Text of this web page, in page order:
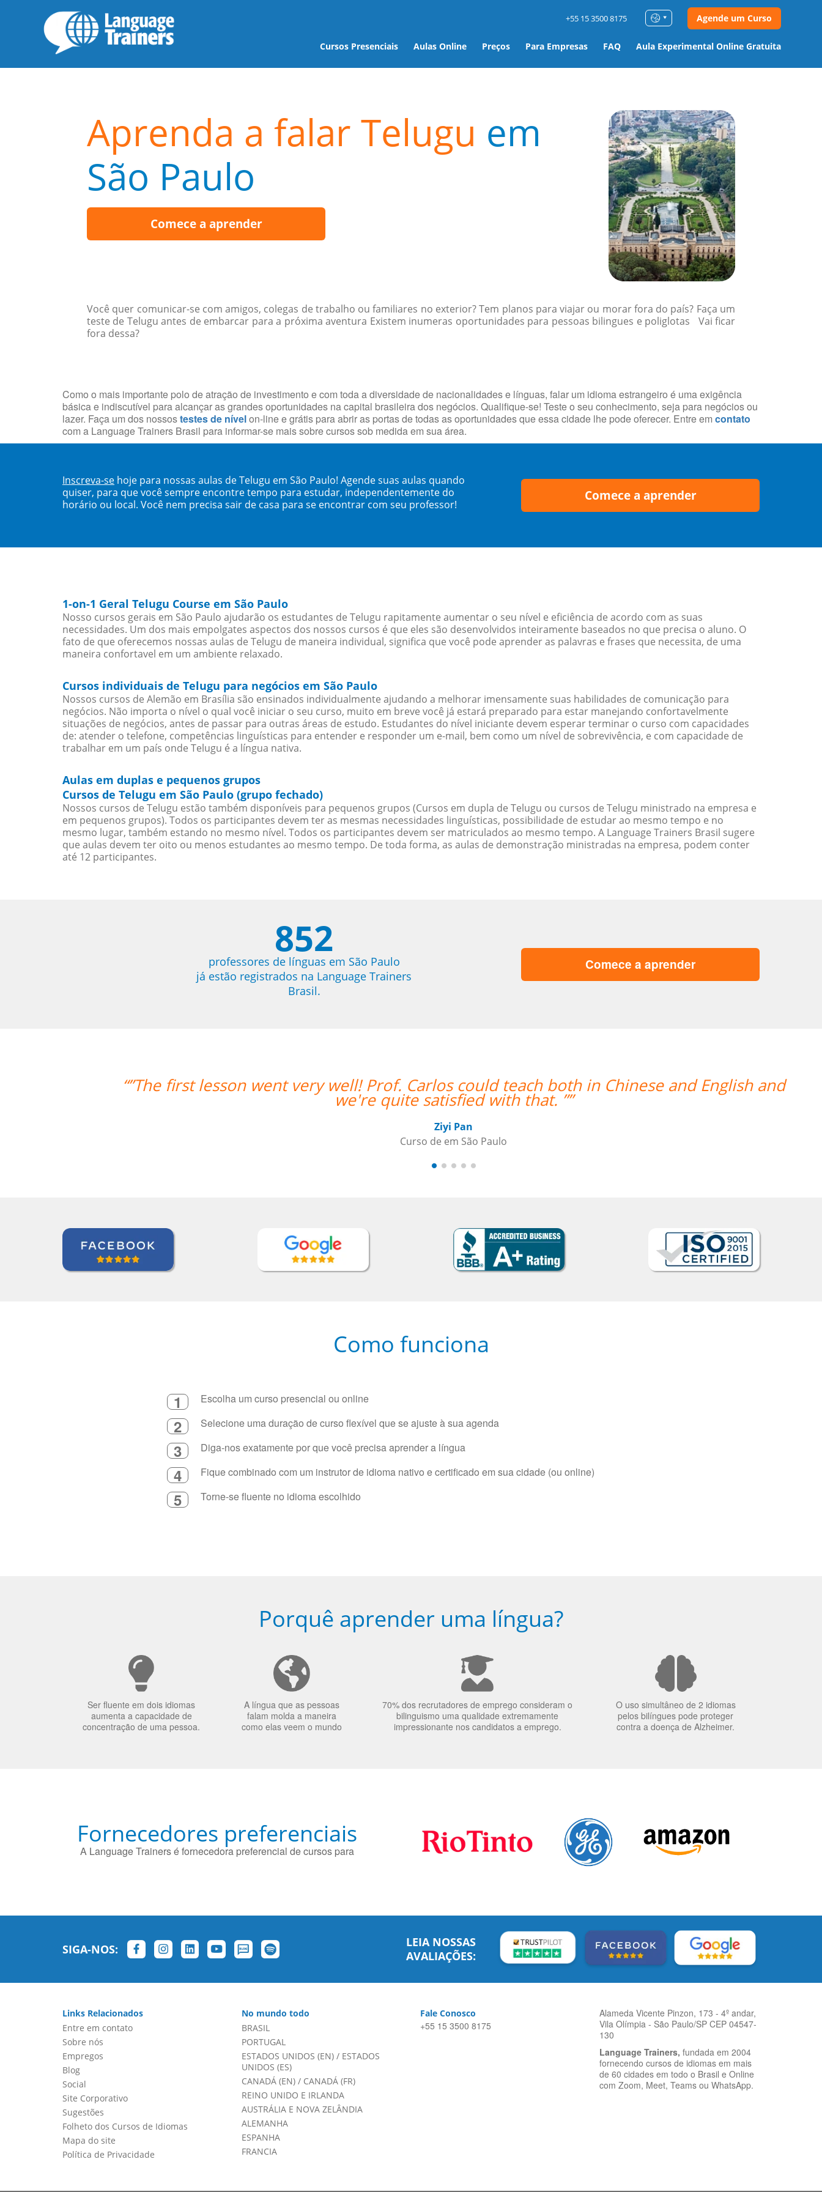
Cursos Presenciais Aulas Online Preços Para Empresas FAQ Aula Experimental Online Gratuita
+55 15 3500 8175 Agende um Curso
Aprenda a falar Telugu em
São Paulo
Comece a aprender
Você quer comunicar-se com amigos, colegas de trabalho ou familiares no exterior? Tem planos para viajar ou morar fora do país? Faça um
teste de Telugu antes de embarcar para a próxima aventura Existem inumeras oportunidades para pessoas bilingues e poliglotas Vai ficar
fora dessa?
Como o mais importante polo de atração de investimento e com toda a diversidade de nacionalidades e línguas, falar um idioma estrangeiro é uma exigência
básica e indiscutível para alcançar as grandes oportunidades na capital brasileira dos negócios. Qualifique-se! Teste o seu conhecimento, seja para negócios ou
lazer. Faça um dos nossostestes de nívelon-line e grátis para abrir as portas de todas as oportunidades que essa cidade lhe pode oferecer. Entre em contato
com a Language Trainers Brasil para informar-se mais sobre cursos sob medida em sua área.
Inscreva-se hoje para nossas aulas de Telugu em São Paulo! Agende suas aulas quando
quiser, para que você sempre encontre tempo para estudar, independentemente do
horário ou local. Você nem precisa sair de casa para se encontrar com seu professor!
Comece a aprender
1-on-1 Geral Telugu Course em São Paulo
Nosso cursos gerais em São Paulo ajudarão os estudantes de Telugu rapitamente aumentar o seu nível e eficiência de acordo com as suas
necessidades. Um dos mais empolgates aspectos dos nossos cursos é que eles são desenvolvidos inteiramente baseados no que precisa o aluno. O
fato de que oferecemos nossas aulas de Telugu de maneira individual, significa que você pode aprender as palavras e frases que necessita, de uma
maneira confortavel em um ambiente relaxado.
Cursos individuais de Telugu para negócios em São Paulo
Nossos cursos de Alemão em Brasília são ensinados individualmente ajudando a melhorar imensamente suas habilidades de comunicação para
negócios. Não importa o nível o qual você iniciar o seu curso, muito em breve você já estará preparado para estar manejando confortavelmente
situações de negócios, antes de passar para outras áreas de estudo. Estudantes do nível iniciante devem esperar terminar o curso com capacidades
de: atender o telefone, competências linguísticas para entender e responder um e-mail, bem como um nível de sobrevivência, e com capacidade de
trabalhar em um país onde Telugu é a língua nativa.
Aulas em duplas e pequenos grupos
Cursos de Telugu em São Paulo (grupo fechado)
Nossos cursos de Telugu estão também disponíveis para pequenos grupos (Cursos em dupla de Telugu ou cursos de Telugu ministrado na empresa e
em pequenos grupos). Todos os participantes devem ter as mesmas necessidades linguísticas, possibilidade de estudar ao mesmo tempo e no
mesmo lugar, também estando no mesmo nível. Todos os participantes devem ser matriculados ao mesmo tempo. A Language Trainers Brasil sugere
que aulas devem ter oito ou menos estudantes ao mesmo tempo. De toda forma, as aulas de demonstração ministradas na empresa, podem conter
até 12 participantes.
852
professores de línguas em São Paulo
já estão registrados na Language Trainers
Brasil.
Comece a aprender
very well! Prof. Carlos could teach both in Chinese and English and
we're quite satisfied with that. ””
“”Lila está absolutamente
também para a seleção de
Como funciona
1 Escolha um curso presencial ou online
2 Selecione uma duração de curso flexível que se ajuste à sua agenda
3 Diga-nos exatamente por que você precisa aprender a língua
4 Fique combinado com um instrutor de idioma nativo e certificado em sua cidade (ou online)
5 Torne-se fluente no idioma escolhido
Porquê aprender uma língua?
Ser fluente em dois idiomas
aumenta a capacidade de
concentração de uma pessoa.
A língua que as pessoas
falam molda a maneira
como elas veem o mundo
70% dos recrutadores de emprego consideram o
bilinguismo uma qualidade extremamente
impressionante nos candidatos a emprego.
O uso simultâneo de 2 idiomas
pelos bilíngues pode proteger
contra a doença de Alzheimer.
Fornecedores preferenciais
A Language Trainers é fornecedora preferencial de cursos para
SIGA-NOS:
LEIA NOSSAS
AVALIAÇÕES:
Links Relacionados
Entre em contato
Sobre nós
Empregos
Blog
Social
Site Corporativo
Sugestões
Folheto dos Cursos de Idiomas
Mapa do site
Política de Privacidade
No mundo todo
BRASIL
PORTUGAL
ESTADOS UNIDOS (EN)/ ESTADOS
UNIDOS (ES)
CANADÁ (EN)/ CANADÁ (FR)
REINO UNIDO E IRLANDA
AUSTRÁLIA E NOVA ZELÂNDIA
ALEMANHA
ESPANHA
FRANCIA
Fale Conosco
+55 15 3500 8175
Alameda Vicente Pinzon, 173 - 4º andar,
Vila Olímpia - São Paulo/SP CEP 04547-
130
Language Trainers, fundada em 2004
fornecendo cursos de idiomas em mais
de 60 cidades em todo o Brasil e Online
com Zoom, Meet, Teams ou WhatsApp.